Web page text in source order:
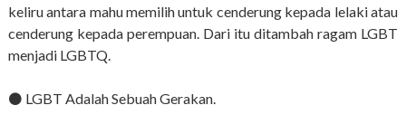
keliru antara mahu memilih untuk cenderung kepada lelaki atau
cenderung kepada perempuan. Dari itu ditambah ragam LGBT
menjadi LGBTQ.
⚫️ LGBT Adalah Sebuah Gerakan.